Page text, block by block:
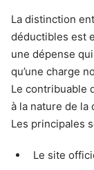
La distinction
déductibles est
une dépense
qu’une charge
Le contribuable
à la nature de la
Les principales
Le site